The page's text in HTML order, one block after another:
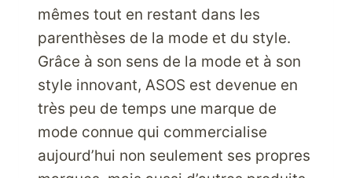
mêmes tout en restant dans les
parenthèses de la mode et du style.
Grâce à son sens de la mode et à son
style innovant, ASOS est devenue en
très peu de temps une marque de
mode connue qui commercialise
aujourd’hui non seulement ses propres